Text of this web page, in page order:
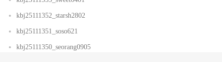
kbj25111352_starsh2802
kbj25111351_soso621
kbj25111350_seorang0905